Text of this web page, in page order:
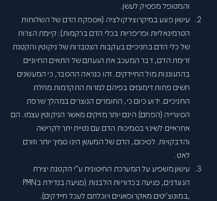
והמטופל מפסיק לעשן.
עישון פוגע במיקרוצירקולציה (אספקת הדם של השלוחות
הטרמינאליות ופריפריות בכלי הדם ברקמות): קיימת הצרות
של כלי הדם בחניכיים בעקבות הצטברות של ניקוטין והקטנת
זרימת הדם, דבר המעכב את הגעתם של התאים החיוניים
בהתגוננות מול החיידקים. זהו כנראה ההסבר, כי המעשנים
חשים פחות דימומים בפיהם למרות התקדמות מחלת
החניכיים. ידוע כיום כי, החומרים הנוצרים במהלך שרפת
הסיגרייה (הפחם) הינם יותר מזיקים מאשר הניקוטין עצמו. הם
אחראיים לשינוי בסמיכות הדם עם נטיית יתר לקרישה
והדבקויות. לסיכום, הדם של המעשן הינו סמיך יותר וזורם
לאט.
עישון משפיע על המערכת החיסונית ע״י הקטנת יצירת
הנוגדנים, פגיעה בכדוריות הלבנות (פגיעה בנדידת בPMN
,במונוצ׳יטים מאקרופאגיים ויוכלתם לעכל חיידקים).